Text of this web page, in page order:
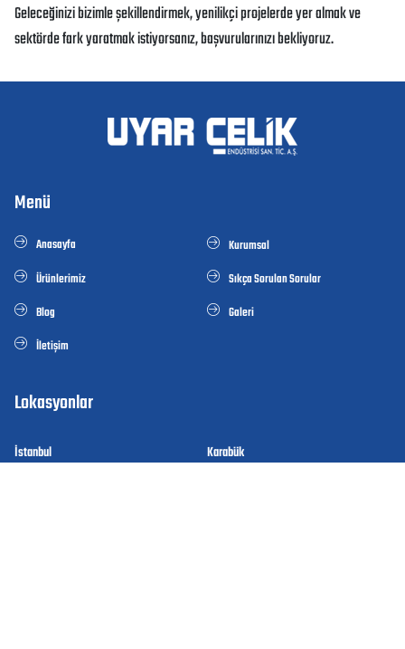
Geleceğinizi bizimle şekillendirmek, yenilikçi projelerde yer almak ve
sektörde fark yaratmak istiyorsanız, başvurularınızı bekliyoruz.
Menü
Anasayfa
Kurumsal
Ürünlerimiz
Sıkça Sorulan Sorular
Blog
Galeri
İletişim
Lokasyonlar
İstanbul Karabük